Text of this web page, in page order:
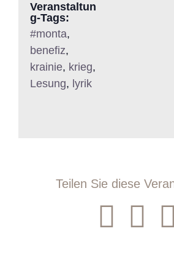
Veranstaltun
g-Tags:
#monta,
benefiz,
krainie, krieg,
Lesung, lyrik
Teilen Sie diese